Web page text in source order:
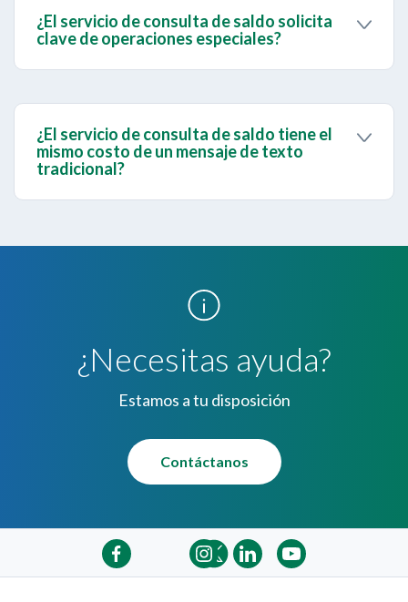
¿El servicio de consulta de saldo solicita
clave de operaciones especiales?
enviar dicho mensaje.
¿El servicio de consulta de saldo tiene el
mismo costo de un mensaje de texto
tradicional?
¿Necesitas ayuda?
Estamos a tu disposición
Contáctanos